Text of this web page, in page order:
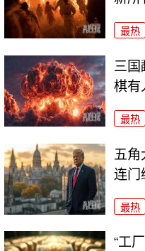
最热
三国
棋有
最热
五角
连门
最热
“工